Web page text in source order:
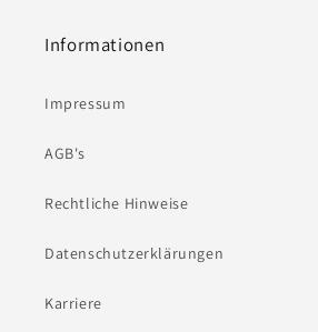
Informationen
Impressum
AGB's
Rechtliche Hinweise
Datenschutzerklärungen
Karriere